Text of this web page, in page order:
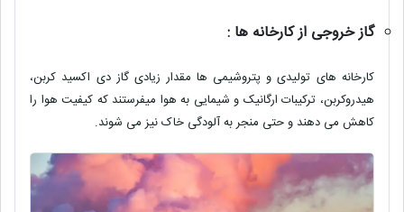
گاز خروجی از کارخانه ها :
کارخانه های تولیدی و پتروشیمی ها مقدار زیادی گاز دی اکسید کربن،
هیدروکربن، ترکیبات ارگانیک و شیمایی به هوا میفرستند که کیفیت هوا را
کاهش می دهند و حتی منجر به آلودگی خاک نیز می شوند.